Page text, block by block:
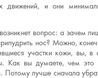
движений, и они
вопрос: а зачем
нос? Можно,
участки кожи, вы, в
Как вы думаете, чем это
Потому лучше сначала